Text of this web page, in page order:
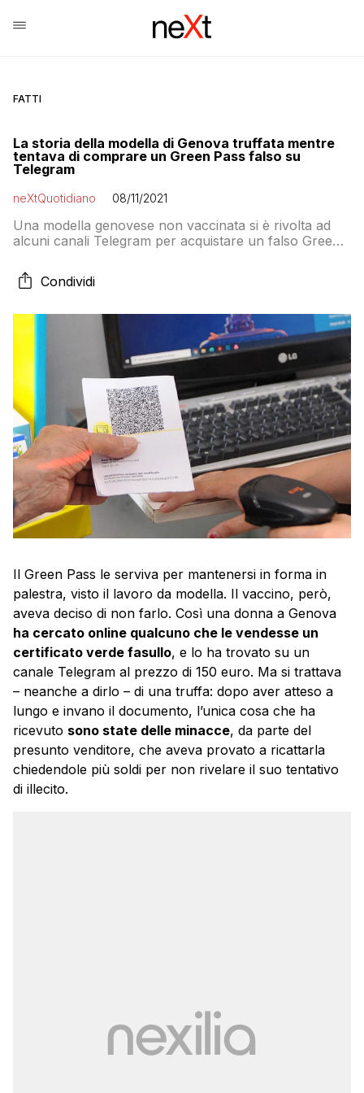
FATTI
La storia della modella di Genova truffata mentre
tentava di comprare un Green Pass falso su
Telegram
neXtQuotidiano 08/11/2021
Una modella genovese non vaccinata si è rivolta ad
alcuni canali Telegram per acquistare un falso Green
ha ricevuto soltanto minacce e ricatti da parte del
presunto venditore
Condividi
Il Green Pass le serviva per mantenersi in forma in
palestra, visto il lavoro da modella. Il vaccino, però,
aveva deciso di non farlo. Così una donna a Genova
ha cercato online qualcuno che le vendesse un
certificato verde fasullo, e lo ha trovato su un
canale Telegram al prezzo di 150 euro. Ma si trattava
– neanche a dirlo – di una truffa: dopo aver atteso a
lungo e invano il documento, l’unica cosa che ha
ricevuto sono state delle minacce, da parte del
presunto venditore, che aveva provato a ricattarla
chiedendole più soldi per non rivelare il suo tentativo
di illecito.